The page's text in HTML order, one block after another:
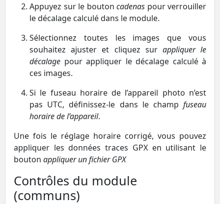
Appuyez sur le bouton cadenas pour verrouiller
le décalage calculé dans le module.
Sélectionnez toutes les images que vous
souhaitez ajuster et cliquez sur appliquer le
décalage pour appliquer le décalage calculé à
ces images.
Si le fuseau horaire de l’appareil photo n’est
pas UTC, définissez-le dans le champ fuseau
horaire de l’appareil.
Une fois le réglage horaire corrigé, vous pouvez
appliquer les données traces GPX en utilisant le
bouton appliquer un fichier GPX
Contrôles du module
(communs)